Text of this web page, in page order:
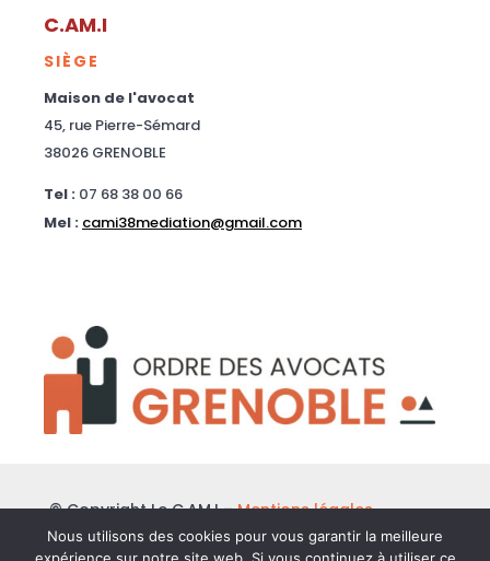
C.AM.I
SIÈGE
Maison de l'avocat
45, rue Pierre-Sémard
38026 GRENOBLE
Tel : 07 68 38 00 66
Mel : cami38mediation@gmail.com
© Copyright Le C.AM.I –Mentions légales
Nous utilisons des cookies pour vous garantir la meilleure